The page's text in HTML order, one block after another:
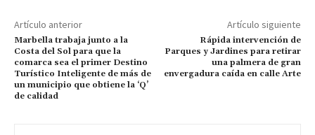
Artículo anterior
Marbella trabaja junto a la
Costa del Sol para que la
comarca sea el primer Destino
Turístico Inteligente de más de
un municipio que obtiene la ‘Q’
de calidad
Artículo siguiente
Rápida intervención de
Parques y Jardines para retirar
una palmera de gran
envergadura caída en calle Arte